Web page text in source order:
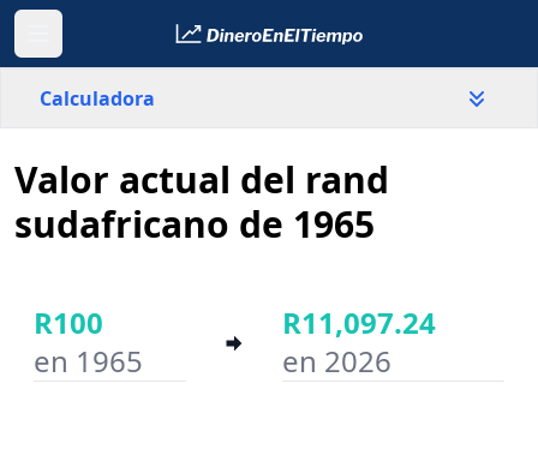
Calculadora
Sudáfrica
País
Año inicial
Valor actual del rand
sudafricano de 1965
R100
en 1965
R11,097.24
en 2026